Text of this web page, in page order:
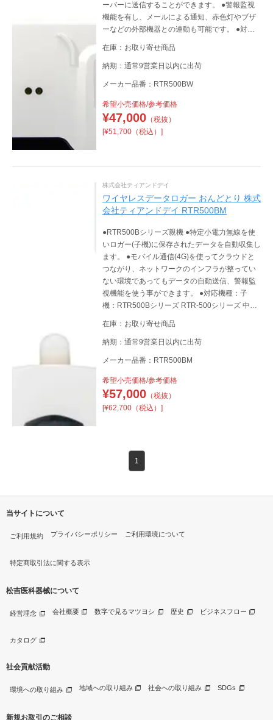
ーバーに送信することができます。 ●警報監視
機能を有し、メールによる通知、赤色灯やブザ
ーなどの外部機器との連動も可能です。 ●対応
ズ RTR-600シリーズ 中継機：RTR500BC RTR-
500C ●※クラウドサービスのご利用にはインタ
在庫：お取り寄せ商品
納期：通常9営業日以内に出荷
メーカー品番：RTR500BW
希望小売価格/参考価格
¥47,000（税抜）
[¥51,700（税込）]
株式会社ティアンドデイ
ワイヤレスデータロガー おんどとり 株式
会社ティアンドデイ RTR500BM
●RTR500Bシリーズ親機 ●特定小電力無線を使
いロガー(子機)に保存されたデータを自動収集し
ます。 ●モバイル通信(4G)を使ってクラウドと
つながり、ネットワークのインフラが整ってい
ない環境であってもデータの自動送信、警報監
視機能を使う事ができます。 ●対応機種：子
機：RTR500Bシリーズ RTR-500シリーズ 中継
在庫：お取り寄せ商品
納期：通常9営業日以内に出荷
メーカー品番：RTR500BM
希望小売価格/参考価格
¥57,000（税抜）
[¥62,700（税込）]
1
当サイトについて
ご利用規約 プライバシーポリシー ご利用環境について
特定商取引法に関する表示
松吉医科器械について
経営理念 会社概要 数字で見るマツヨシ 歴史 ビジネスフロー
カタログ
社会貢献活動
環境への取り組み 地域への取り組み 社会への取り組み SDGs
新規お取引のご相談